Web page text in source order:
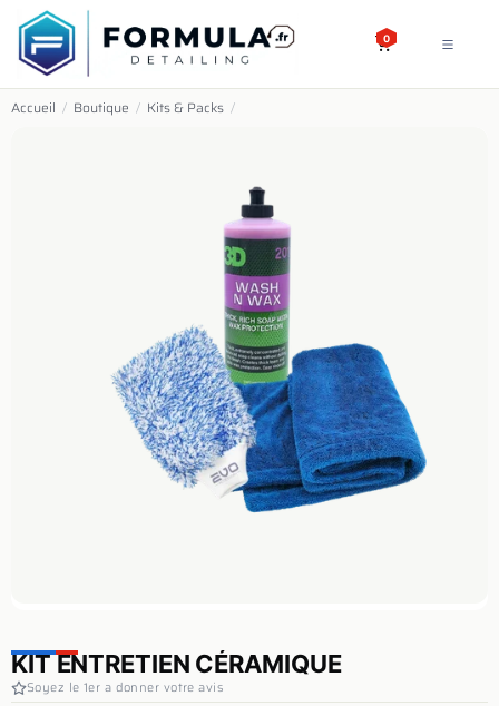
SE RENDRE AU CONTENU
0
Accueil / Boutique / Kits & Packs /
KIT ENTRETIEN CÉRAMIQUE
Soyez le 1er a donner votre avis